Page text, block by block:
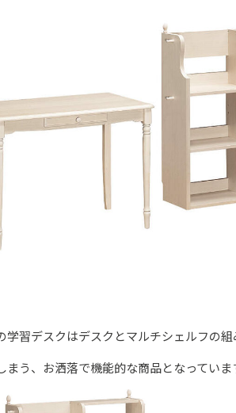
学習デスクはデスクとマルチシェルフの
まう、お洒落で機能的な商品となっていま